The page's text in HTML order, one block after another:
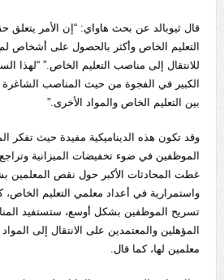
قال ثيوبالد عن بحث هاواي: “إن الأمر يتعلق
التعليم الخاص وأكثر بالحصول على أشخاص
للانتقال إلى مناصب التعليم الخاص.” “لهذا
الكبير في الفجوة من حيث المناصب الشاغرة
بين التعليم الخاص والمواد الأخرى.”
وقد تكون هذه الديناميكية مفيدة حيث تفكر
الموظفين في ضوء تخفيضات الميزانية
غطت المحادثات الأكبر حول نقص المعلمين
واستمرارية في أعداد معلمي التعليم الخاص،
تسريح الموظفين بشكل أوسع، ستستفيد
المؤهلين والمعتمدين على الانتقال إلى
معلمين لها، كما قال.